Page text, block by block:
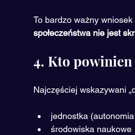
To bardzo ważny
społeczeństwa nie jest
4. Kto powinien
Najczęściej wskazywani
jednostka
środowiska naukowe